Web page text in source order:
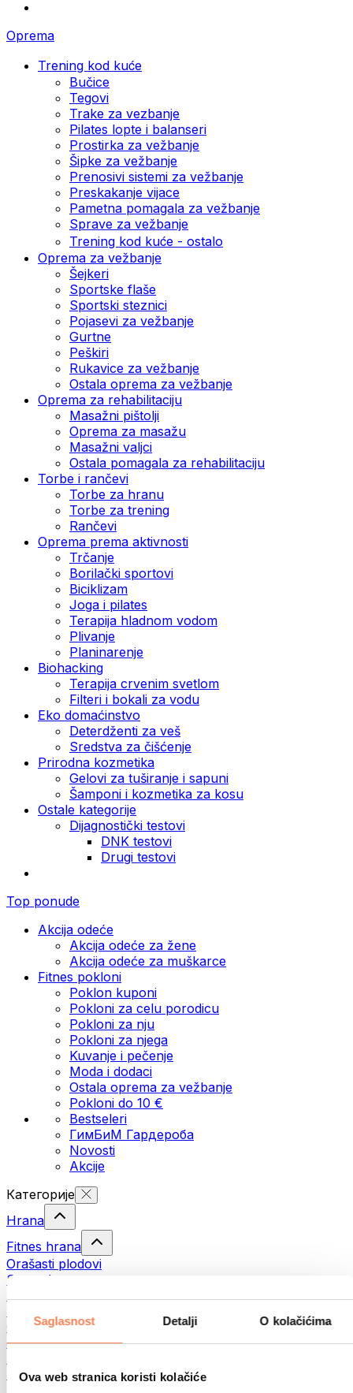
Saglasnost Detalji O kolačićima
Ova web stranica koristi kolačiće
Oprema
Trening kod kuće
Bučice
Tegovi
Trake za vezbanje
Pilates lopte i balanseri
Prostirka za vežbanje
Šipke za vežbanje
Prenosivi sistemi za vežbanje
Preskakanje vijace
Pametna pomagala za vežbanje
Sprave za vežbanje
Trening kod kuće - ostalo
Oprema za vežbanje
Šejkeri
Sportske flaše
Sportski steznici
Pojasevi za vežbanje
Gurtne
Peškiri
Rukavice za vežbanje
Ostala oprema za vežbanje
Oprema za rehabilitaciju
Masažni pištolji
Oprema za masažu
Masažni valjci
Ostala pomagala za rehabilitaciju
Torbe i rančevi
Torbe za hranu
Torbe za trening
Rančevi
Oprema prema aktivnosti
Trčanje
Borilački sportovi
Biciklizam
Joga i pilates
Terapija hladnom vodom
Plivanje
Planinarenje
Biohacking
Terapija crvenim svetlom
Filteri i bokali za vodu
Eko domaćinstvo
Deterdženti za veš
Sredstva za čišćenje
Prirodna kozmetika
Gelovi za tuširanje i sapuni
Šamponi i kozmetika za kosu
Ostale kategorije
Dijagnostički testovi
DNK testovi
Drugi testovi
Top ponude
Akcija odeće
Akcija odeće za žene
Akcija odeće za muškarce
Fitnes pokloni
Poklon kuponi
Pokloni za celu porodicu
Pokloni za nju
Pokloni za njega
Kuvanje i pečenje
Moda i dodaci
Ostala oprema za vežbanje
Pokloni do 10 €
Bestseleri
ГимБиМ Гардeробa
Novosti
Akcije
Категорије
Hrana
Fitnes hrana
Orašasti plodovi
Semenke
Namazi i paste
Gotova jela
Јаја
Meso